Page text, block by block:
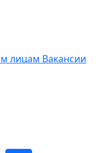
лицам Вакансии